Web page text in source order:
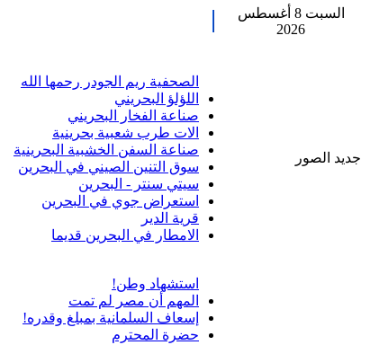
السبت 8 أغسطس
2026
جديد الصور
الصحفية ريم الجودر رحمها الله
اللؤلؤ البحريني
صناعة الفخار البحريني
الات طرب شعبية بحرينية
صناعة السفن الخشبية البحرينية
سوق التنين الصيني في البحرين
سيتي سنتر - البحرين
استعراض جوي في البحرين
قرية الدير
الامطار في البحرين قديما
استشهاد وطن!
المهم أن مصر لم تمت
إسعاف السلمانية بمبلغ وقدره!
حضرة المحترم